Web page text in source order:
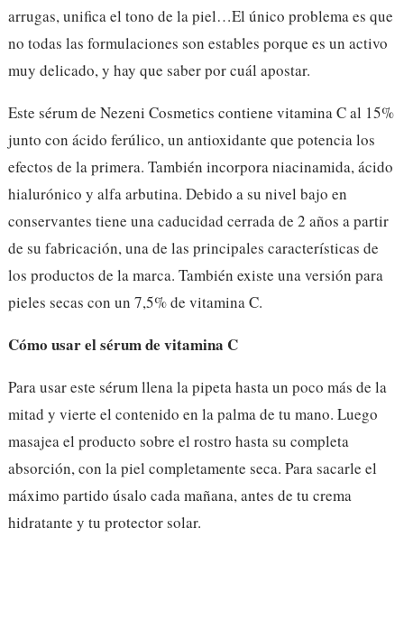
arrugas, unifica el tono de la piel…El único problema es que
no todas las formulaciones son estables porque es un activo
muy delicado, y hay que saber por cuál apostar.
Este sérum de Nezeni Cosmetics contiene vitamina C al 15%
junto con ácido ferúlico, un antioxidante que potencia los
efectos de la primera. También incorpora niacinamida, ácido
hialurónico y alfa arbutina. Debido a su nivel bajo en
conservantes tiene una caducidad cerrada de 2 años a partir
de su fabricación, una de las principales características de
los productos de la marca. También existe una versión para
pieles secas con un 7,5% de vitamina C.
Cómo usar el sérum de vitamina C
Para usar este sérum llena la pipeta hasta un poco más de la
mitad y vierte el contenido en la palma de tu mano. Luego
masajea el producto sobre el rostro hasta su completa
absorción, con la piel completamente seca. Para sacarle el
máximo partido úsalo cada mañana, antes de tu crema
hidratante y tu protector solar.